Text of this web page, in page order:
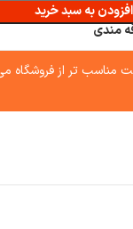
افزودن به سبد خرید
مندی
تر از فروشگاه